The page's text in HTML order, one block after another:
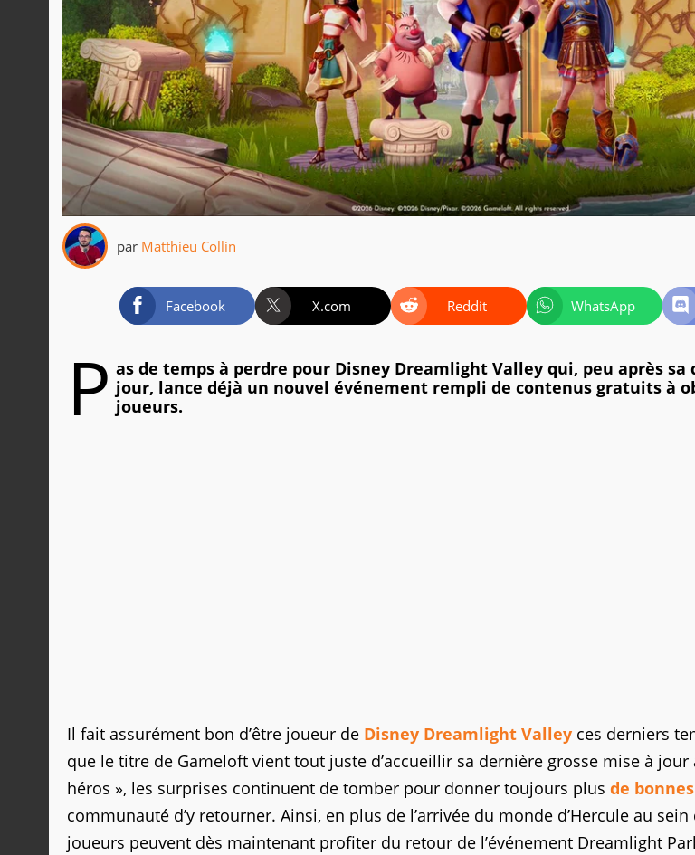
par Matthieu Collin
Facebook X.com Reddit WhatsApp
P as de temps à perdre pour Disney Dreamlight Valley qui, peu après sa
jour, lance déjà un nouvel événement rempli de contenus gratuits à
joueurs.
Il fait assurément bon d’être joueur de Disney Dreamlight Valley ces derniers
que le titre de Gameloft vient tout juste d’accueillir sa dernière grosse mise à jour
héros », les surprises continuent de tomber pour donner toujours plus de
communauté d’y retourner. Ainsi, en plus de l’arrivée du monde d’Hercule au sein
joueurs peuvent dès maintenant profiter du retour de l’événement Dreamlight